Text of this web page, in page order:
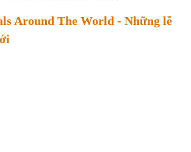
Around The World - Những lễ